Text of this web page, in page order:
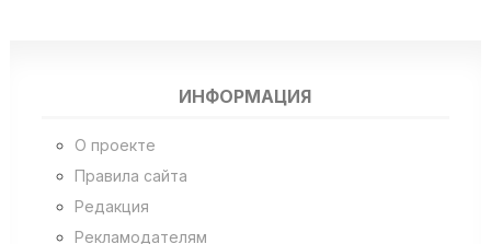
ИНФОРМАЦИЯ
О проекте
Правила сайта
Редакция
Рекламодателям